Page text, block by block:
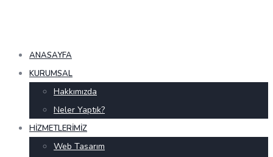
ANASAYFA
KURUMSAL
Hakkımızda
Neler Yaptık?
HIZMETLERIMIZ
Web Tasarım